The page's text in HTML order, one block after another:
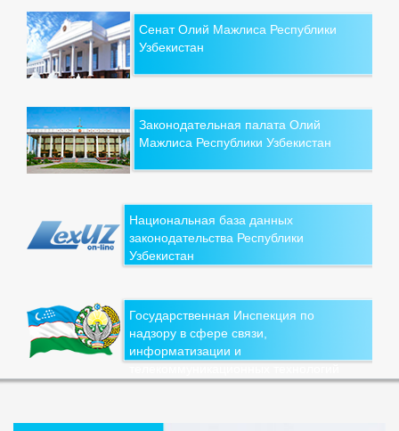
Сенат Олий Мажлиса Республики
Узбекистан
Законодательная палата Олий
Мажлиса Республики Узбекистан
Национальная база данных
законодательства Республики
Узбекистан
Государственная Инспекция по
надзору в сфере связи,
информатизации и